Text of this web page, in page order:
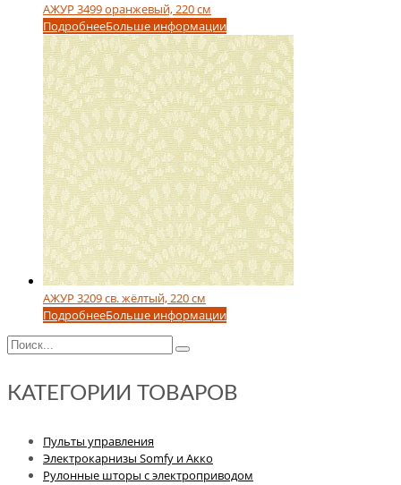
АЖУР 3499 оранжевый, 220 см
ПодробнееБольше информации
АЖУР 3209 св. жёлтый, 220 см
ПодробнееБольше информации
КАТЕГОРИИ ТОВАРОВ
Пульты управления
Электрокарнизы Somfy и Акко
Рулонные шторы с электроприводом